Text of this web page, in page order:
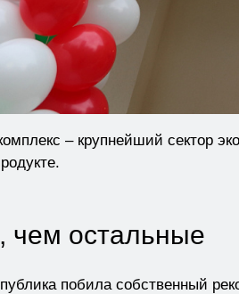
– крупнейший сектор
чем остальные
побила собственный